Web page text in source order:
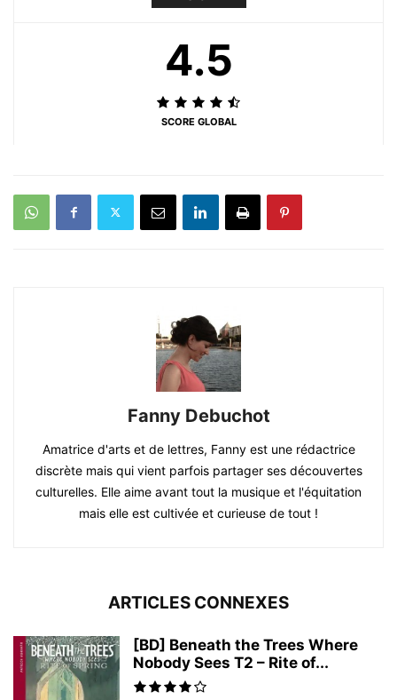
4.5
SCORE GLOBAL
Fanny Debuchot
Amatrice d'arts et de lettres, Fanny est une rédactrice
discrète mais qui vient parfois partager ses découvertes
culturelles. Elle aime avant tout la musique et l'équitation
mais elle est cultivée et curieuse de tout !
ARTICLES CONNEXES
[BD] Beneath the Trees Where
Nobody Sees T2 – Rite of...